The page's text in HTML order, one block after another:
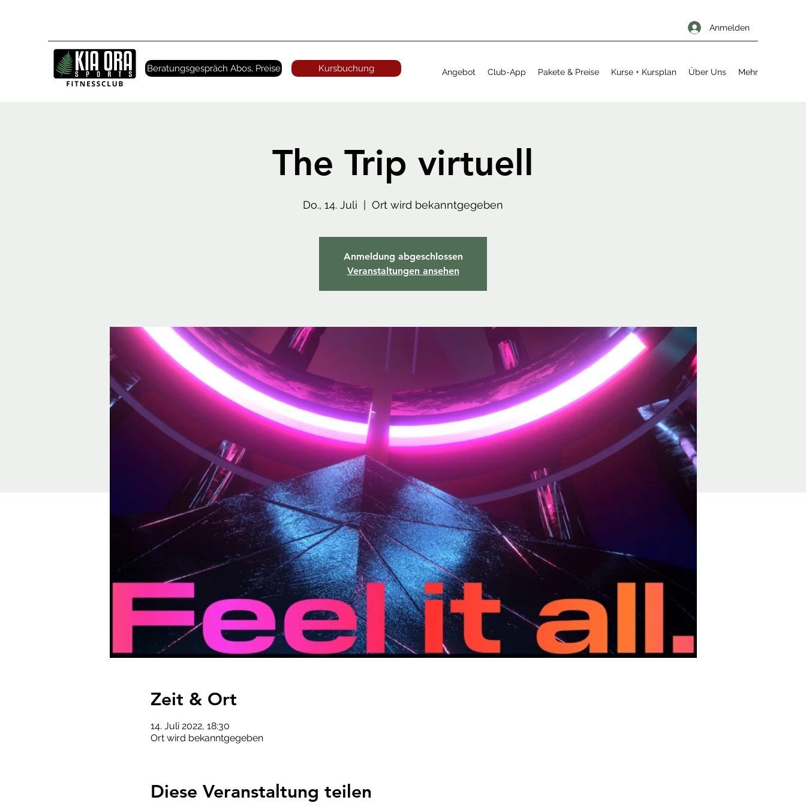
Anmelden
Beratungsgespräch Abos, Preise Kursbuchung Angebot Club-App Pakete & Preise Kurse + Kursplan Über Uns Mehr
The Trip virtuell
Do., 14. Juli Ort wird bekanntgegeben
Anmeldung abgeschlossen
Veranstaltungen ansehen
Zeit & Ort
14. Juli 2022, 18:30
Ort wird bekanntgegeben
Diese Veranstaltung teilen